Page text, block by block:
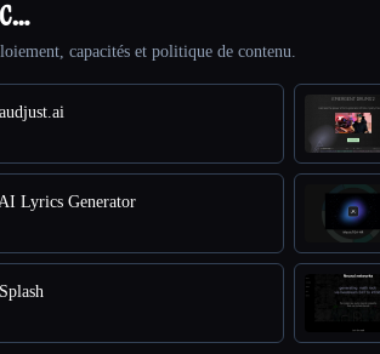
capacités et politique de contenu.
Lyrics Generator